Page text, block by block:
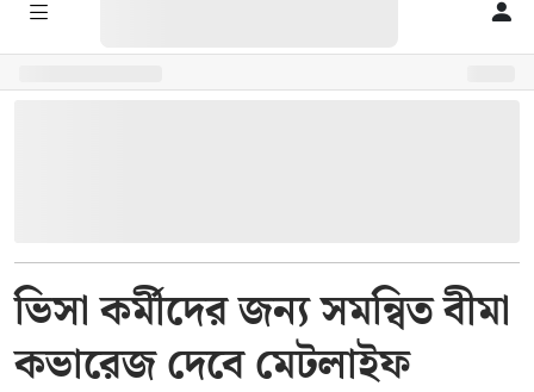
ভিসা কর্মীদের জন্য সমন্বিত বীমা
কভারেজ দেবে মেটলাইফ